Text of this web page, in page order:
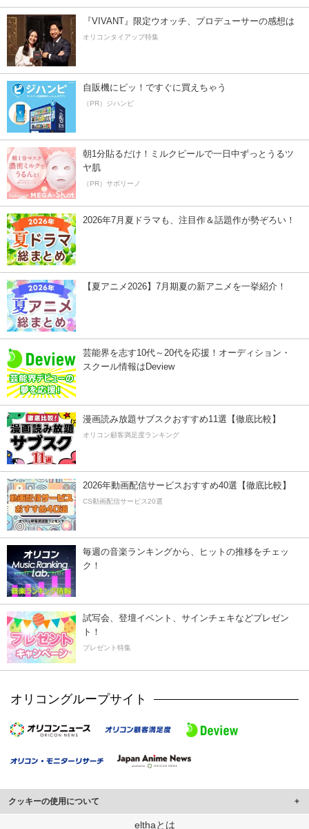
『VIVANT』限定ウオッチ、プロデューサーの感想は
オリコンタイアップ特集
自販機にピッ！ですぐに買えちゃう
（PR）ジハンピ
朝1分貼るだけ！ミルクピールで一日中ずっとうるツ
ヤ肌
（PR）サボリーノ
2026年7月夏ドラマも、注目作＆話題作が勢ぞろい！
【夏アニメ2026】7月期夏の新アニメを一挙紹介！
芸能界を志す10代～20代を応援！オーディション・
スクール情報はDeview
漫画読み放題サブスクおすすめ11選【徹底比較】
オリコン顧客満足度ランキング
2026年動画配信サービスおすすめ40選【徹底比較】
CS動画配信サービス20選
毎週の音楽ランキングから、ヒットの推移をチェッ
ク！
試写会、登壇イベント、サインチェキなどプレゼン
ト！
プレゼント特集
オリコングループサイト
クッキーの使用について
このサイトでは Cookie を使用して、ユーザーに合わせたコンテンツや広告の
elthaとは